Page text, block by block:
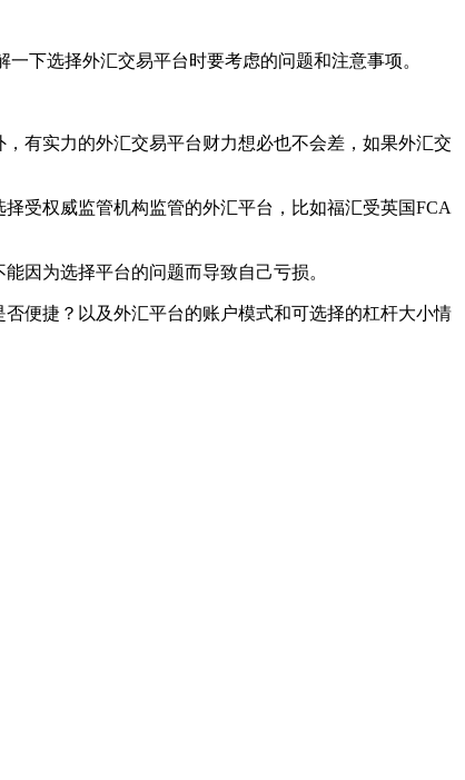
下选择外汇交易平台时要考虑的问题和注意事项。
有实力的外汇交易平台财力想必也不会差，如果外汇交
受权威监管机构监管的外汇平台，比如福汇受英国FCA
因为选择平台的问题而导致自己亏损。
便捷？以及外汇平台的账户模式和可选择的杠杆大小情